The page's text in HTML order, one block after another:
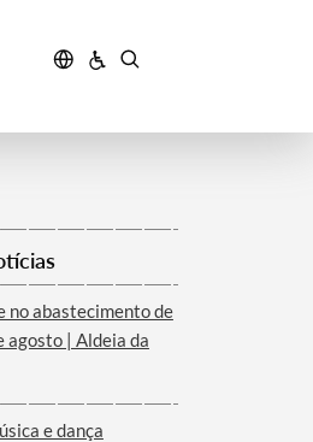
no abastecimento de
agosto | Aldeia da
e dança